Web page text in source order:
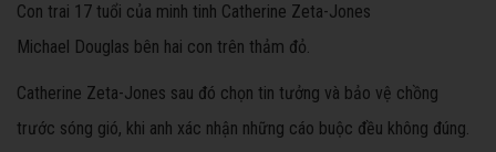
Con trai 17 tuổi của minh tinh Catherine Zeta-Jones
Michael Douglas bên hai con trên thảm đỏ.
Catherine Zeta-Jones sau đó chọn tin tưởng và bảo vệ chồng
trước sóng gió, khi anh xác nhận những cáo buộc đều không đúng.